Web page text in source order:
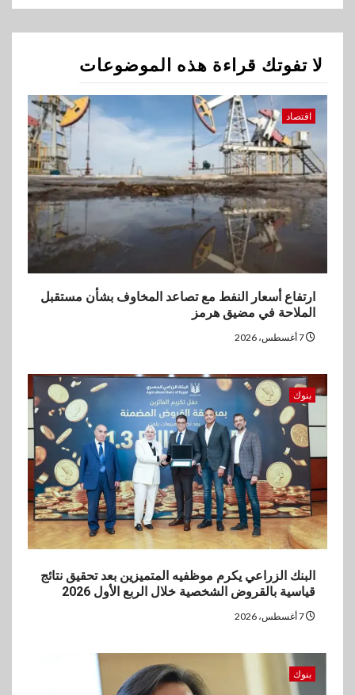
المخاوف بشأن مستقبل الملاحة
بنوك
البنك الزراعي يكرم موظفيه
المتميزين بعد تحقيق نتائج قياسية
بالقروض الشخصية خلال الربع
الأول 2026
3
بنوك
يورو صافي ربح في النصف الأول
2026
اخبار
غرفة القاهرة تنظم ندوة إلكترونية
5
بنك مصر يشارك في فعالية اليوم
العالمي للشباب ويقدم العديد من
العروض المجانية
لا تفوتك قراءة هذه الموضوعات
اقتصاد
ارتفاع أسعار النفط مع تصاعد المخاوف بشأن مستقبل
الملاحة في مضيق هرمز
بنوك
البنك الزراعي يكرم موظفيه المتميزين بعد تحقيق نتائج
قياسية بالقروض الشخصية خلال الربع الأول 2026
بنوك